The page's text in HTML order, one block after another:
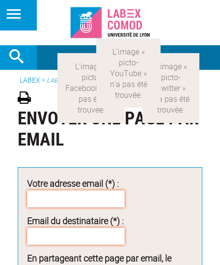
LABEX > LABEX COMOD
ENVOYER UNE PAGE PAR
EMAIL
Votre adresse email (*) :
Email du destinataire (*) :
En partageant cette page par email, le